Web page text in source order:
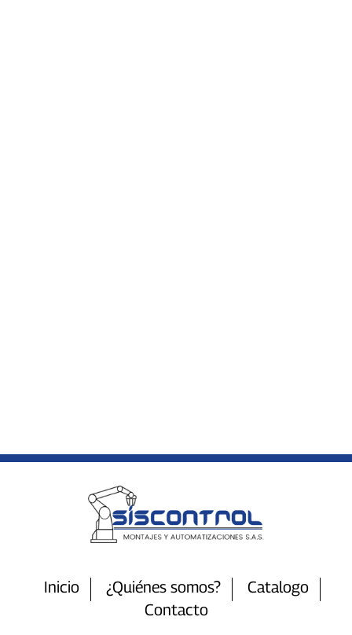
Inicio ¿Quiénes somos?
Catalogo
Contacto